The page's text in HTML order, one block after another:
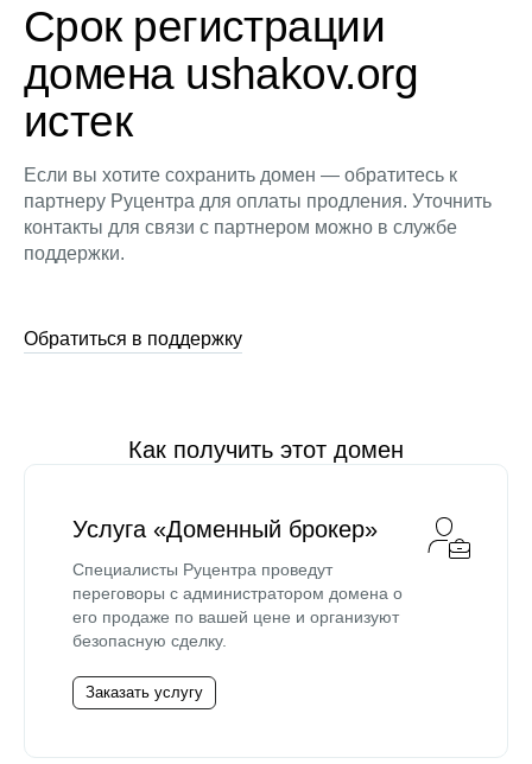
Срок регистрации
домена ushakov.org
истек
Если вы хотите сохранить домен — обратитесь к
партнеру Руцентра для оплаты продления. Уточнить
контакты для связи с партнером можно в службе
поддержки.
Обратиться в поддержку
Как получить этот домен
Услуга «Доменный брокер»
Специалисты Руцентра проведут
переговоры с администратором домена о
его продаже по вашей цене и организуют
безопасную сделку.
Заказать услугу